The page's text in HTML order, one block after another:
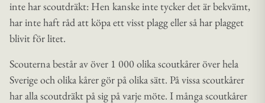
inte har scoutdräkt: Hen kanske inte tycker det är bekvämt,
har inte haft råd att köpa ett visst plagg eller så har plagget
blivit för litet.
Scouterna består av över 1 000 olika scoutkårer över hela
Sverige och olika kårer gör på olika sätt. På vissa scoutkårer
har alla scoutdräkt på sig på varje möte. I många scoutkårer